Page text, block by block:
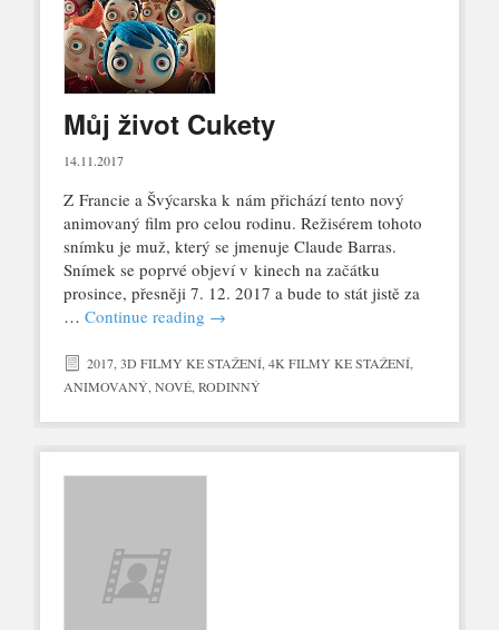
Můj život Cukety
14.11.2017
Z Francie a Švýcarska k nám přichází tento nový
animovaný film pro celou rodinu. Režisérem tohoto
snímku je muž, který se jmenuje Claude Barras.
Snímek se poprvé objeví v kinech na začátku
prosince, přesněji 7. 12. 2017 a bude to stát jistě za
… Continue reading →
2017, 3D FILMY KE STAŽENÍ, 4K FILMY KE STAŽENÍ,
ANIMOVANÝ NOVÉ, RODINNÝ